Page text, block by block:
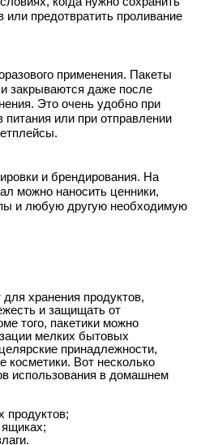
или предотвратить проливание
применения. Пакеты
закрываются даже после
Это очень удобно при
питания или при отправлении
и брендирования. На
можно наносить ценники,
и любую другую необходимую
хранения продуктов,
и защищать от
того, пакетики можно
мелких бытовых
принадлежности,
косметики. Вот несколько
использования в домашнем
продуктов;